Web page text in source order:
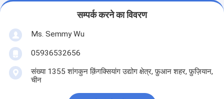
सम्पर्क करने का विवरण
Ms. Semmy Wu
05936532656
संख्या 1355 शांगकुन क़िंगक्सियांग उद्योग क्षेत्र, फ़ुआन शहर, फ़ुज़ियान,
चीन